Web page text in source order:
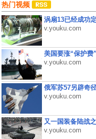
热门视频
涡扇13已经成功
v.youku.com
美国要涨“保护费”
v.youku.com
俄军苏57另辟奇
v.youku.com
又一国装备陆战
v.youku.com